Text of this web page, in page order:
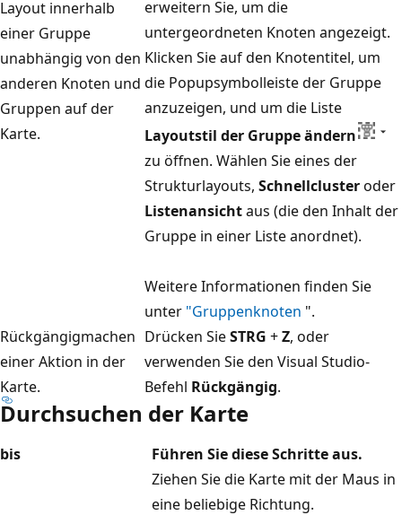
Layout innerhalb
einer Gruppe
unabhängig von den
anderen Knoten und
Gruppen auf der
Karte.
erweitern Sie, um die
untergeordneten Knoten angezeigt.
Klicken Sie auf den Knotentitel, um
die Popupsymbolleiste der Gruppe
anzuzeigen, und um die Liste
Layoutstil der Gruppe ändern
zu öffnen. Wählen Sie eines der
Strukturlayouts, Schnellclusteroder
Listenansichtaus (die den Inhalt der
Gruppe in einer Liste anordnet).
Weitere Informationen finden Sie
unter "Gruppenknoten ".
Rückgängigmachen
einer Aktion in der
Karte.
Drücken SieSTRG +Z, oder
verwenden Sie den Visual Studio-
Befehl Rückgängig.
Durchsuchen der Karte
bis Führen Sie diese Schritte aus.
Ziehen Sie die Karte mit der Maus in
eine beliebige Richtung.